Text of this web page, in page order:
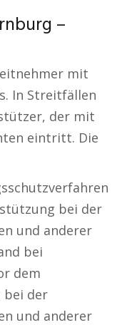
–
mit
In Streitfällen
der mit
eintritt. Die
bei der
und anderer
bei
dem
der
und anderer